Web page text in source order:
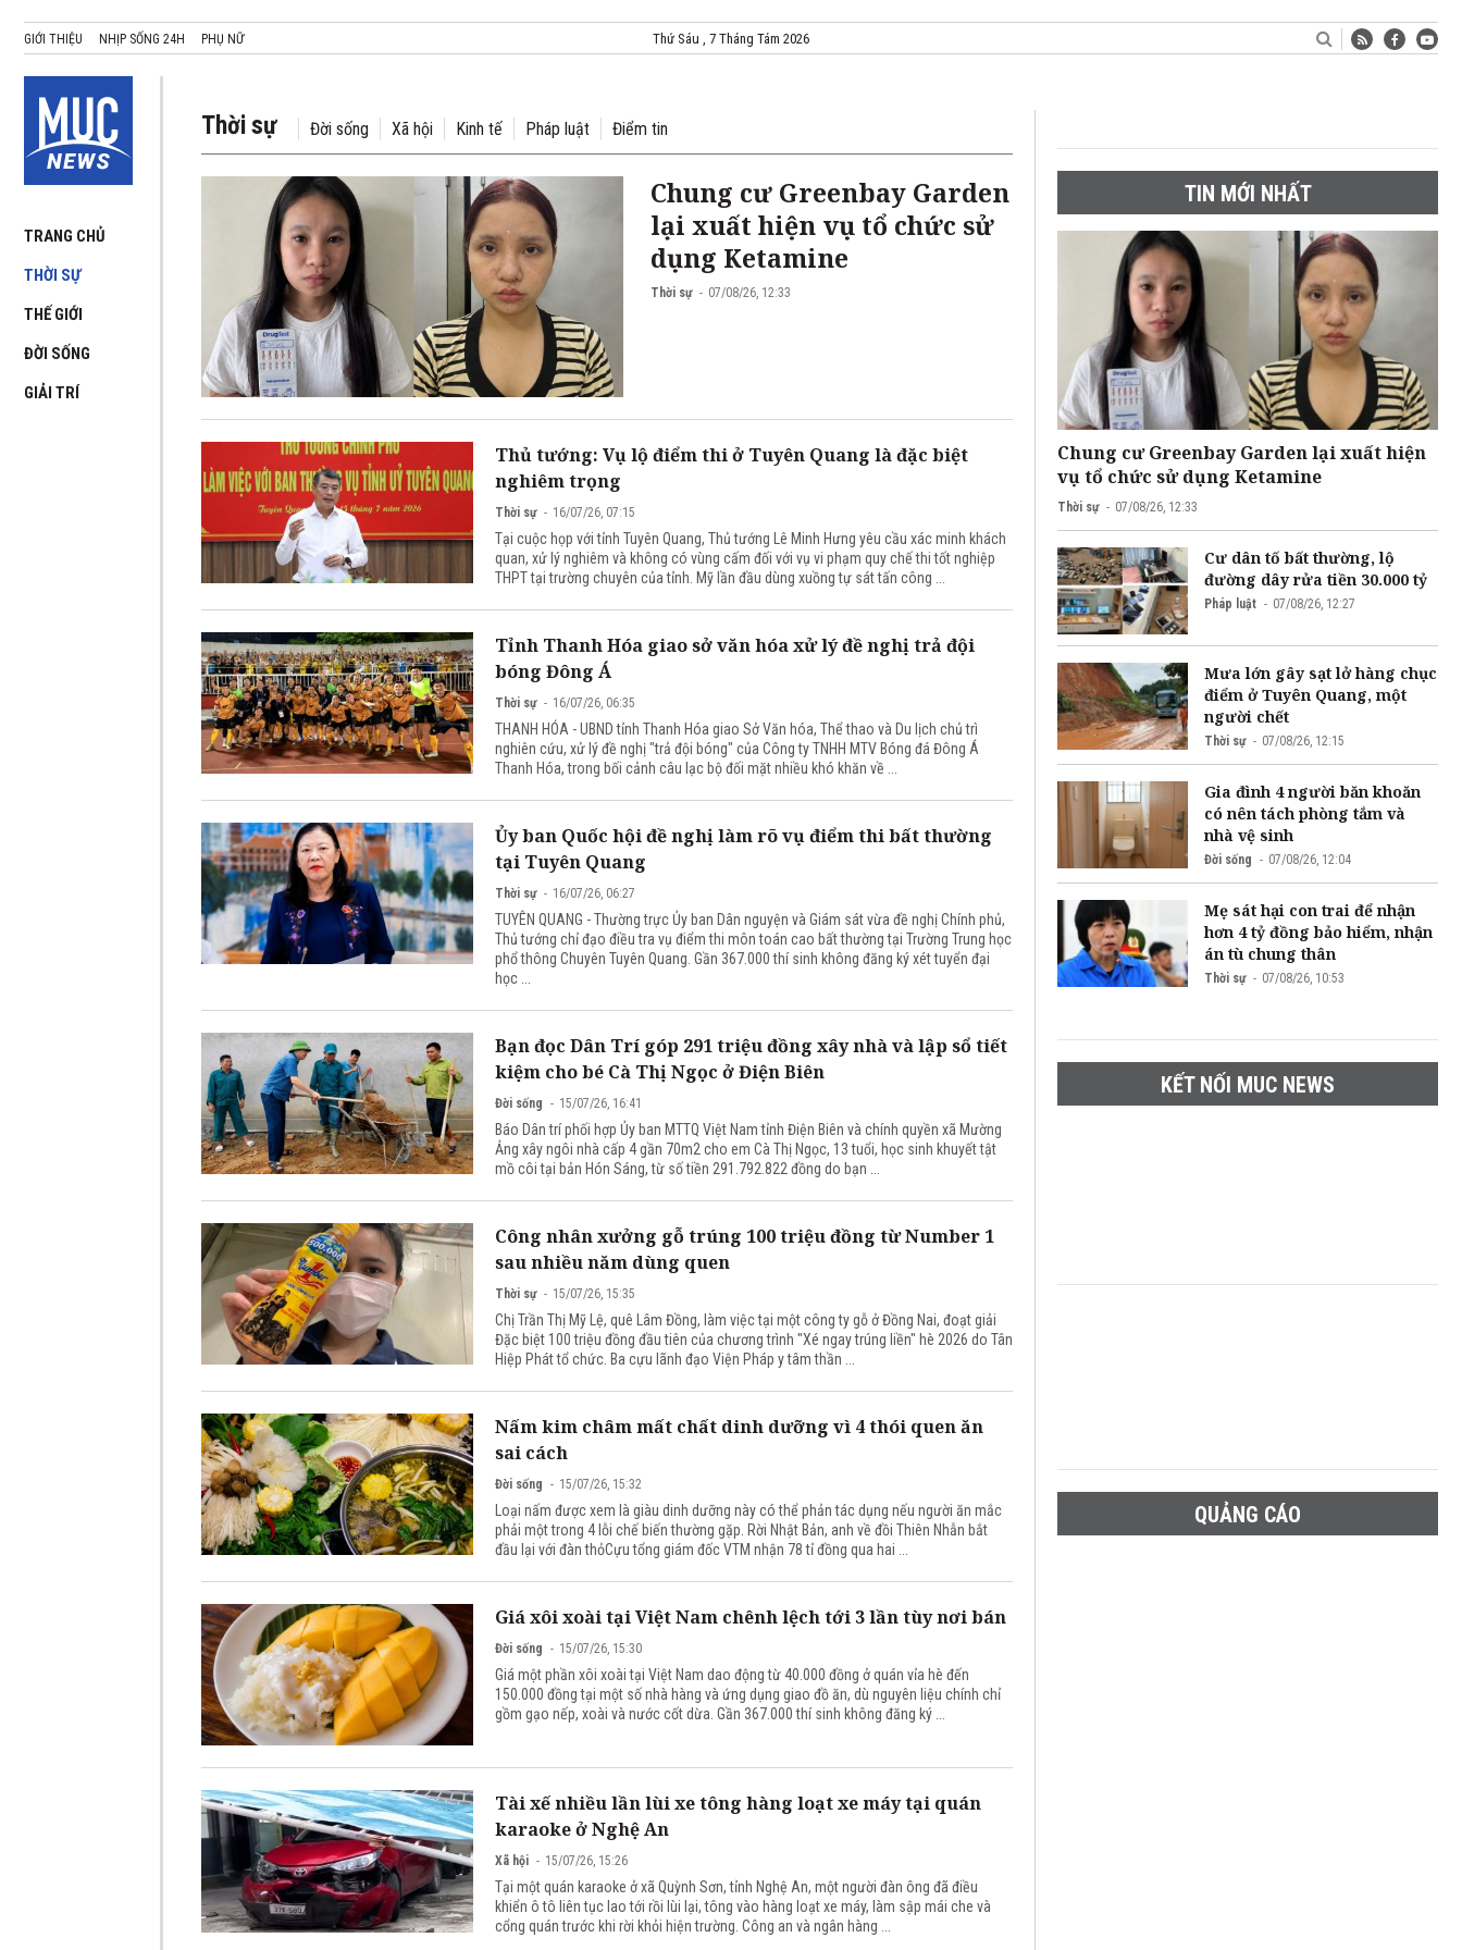
GIỚI THIỆU NHỊP SỐNG 24H PHỤ NỮ Thứ Sáu , 7 Tháng Tám 2026
TRANG CHỦ
THỜI SỰ
THẾ GIỚI
ĐỜI SỐNG
GIẢI TRÍ
Thời sự Đời sống Xã hội Kinh tế Pháp luật Điểm tin
Chung cư Greenbay Garden
lại xuất hiện vụ tổ chức sử
dụng Ketamine
Thời sự 07/08/26, 12:33
Thủ tướng: Vụ lộ điểm thi ở Tuyên Quang là đặc biệt
nghiêm trọng
Thời sự 16/07/26, 07:15
Tại cuộc họp với tỉnh Tuyên Quang, Thủ tướng Lê Minh Hưng yêu cầu xác minh khách
quan, xử lý nghiêm và không có vùng cấm đối với vụ vi phạm quy chế thi tốt nghiệp
THPT tại trường chuyên của tỉnh. Mỹ lần đầu dùng xuồng tự sát tấn công ...
Tỉnh Thanh Hóa giao sở văn hóa xử lý đề nghị trả đội
bóng Đông Á
Thời sự 16/07/26, 06:35
THANH HÓA - UBND tỉnh Thanh Hóa giao Sở Văn hóa, Thể thao và Du lịch chủ trì
nghiên cứu, xử lý đề nghị "trả đội bóng" của Công ty TNHH MTV Bóng đá Đông Á
Thanh Hóa, trong bối cảnh câu lạc bộ đối mặt nhiều khó khăn về ...
Ủy ban Quốc hội đề nghị làm rõ vụ điểm thi bất thường
tại Tuyên Quang
Thời sự 16/07/26, 06:27
TUYÊN QUANG - Thường trực Ủy ban Dân nguyện và Giám sát vừa đề nghị Chính phủ,
Thủ tướng chỉ đạo điều tra vụ điểm thi môn toán cao bất thường tại Trường Trung học
phổ thông Chuyên Tuyên Quang. Gần 367.000 thí sinh không đăng ký xét tuyển đại
học ...
Bạn đọc Dân Trí góp 291 triệu đồng xây nhà và lập sổ tiết
kiệm cho bé Cà Thị Ngọc ở Điện Biên
Đời sống 15/07/26, 16:41
Báo Dân trí phối hợp Ủy ban MTTQ Việt Nam tỉnh Điện Biên và chính quyền xã Mường
Ảng xây ngôi nhà cấp 4 gần 70m2 cho em Cà Thị Ngọc, 13 tuổi, học sinh khuyết tật
mồ côi tại bản Hón Sáng, từ số tiền 291.792.822 đồng do bạn ...
Công nhân xưởng gỗ trúng 100 triệu đồng từ Number 1
sau nhiều năm dùng quen
Thời sự 15/07/26, 15:35
Chị Trần Thị Mỹ Lệ, quê Lâm Đồng, làm việc tại một công ty gỗ ở Đồng Nai, đoạt giải
Đặc biệt 100 triệu đồng đầu tiên của chương trình "Xé ngay trúng liền" hè 2026 do Tân
Hiệp Phát tổ chức. Ba cựu lãnh đạo Viện Pháp y tâm thần ...
Nấm kim châm mất chất dinh dưỡng vì 4 thói quen ăn
sai cách
Đời sống 15/07/26, 15:32
Loại nấm được xem là giàu dinh dưỡng này có thể phản tác dụng nếu người ăn mắc
phải một trong 4 lỗi chế biến thường gặp. Rời Nhật Bản, anh về đồi Thiên Nhẫn bắt
đầu lại với đàn thỏCựu tổng giám đốc VTM nhận 78 tỉ đồng qua hai ...
Giá xôi xoài tại Việt Nam chênh lệch tới 3 lần tùy nơi bán
Đời sống 15/07/26, 15:30
Giá một phần xôi xoài tại Việt Nam dao động từ 40.000 đồng ở quán vỉa hè đến
150.000 đồng tại một số nhà hàng và ứng dụng giao đồ ăn, dù nguyên liệu chính chỉ
gồm gạo nếp, xoài và nước cốt dừa. Gần 367.000 thí sinh không đăng ký ...
Tài xế nhiều lần lùi xe tông hàng loạt xe máy tại quán
karaoke ở Nghệ An
Xã hội 15/07/26, 15:26
Tại một quán karaoke ở xã Quỳnh Sơn, tỉnh Nghệ An, một người đàn ông đã điều
khiển ô tô liên tục lao tới rồi lùi lại, tông vào hàng loạt xe máy, làm sập mái che và
cổng quán trước khi rời khỏi hiện trường. Công an và ngân hàng ...
TIN MỚI NHẤT
Chung cư Greenbay Garden lại xuất hiện
vụ tổ chức sử dụng Ketamine
Thời sự 07/08/26, 12:33
Cư dân tố bất thường, lộ
đường dây rửa tiền 30.000 tỷ
Pháp luật 07/08/26, 12:27
Mưa lớn gây sạt lở hàng chục
điểm ở Tuyên Quang, một
người chết
Thời sự 07/08/26, 12:15
Gia đình 4 người băn khoăn
có nên tách phòng tắm và
nhà vệ sinh
Đời sống 07/08/26, 12:04
Mẹ sát hại con trai để nhận
hơn 4 tỷ đồng bảo hiểm, nhận
án tù chung thân
Thời sự 07/08/26, 10:53
KẾT NỐI MUC NEWS
QUẢNG CÁO